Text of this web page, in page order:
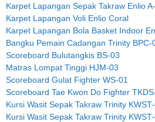
Karpet Lapangan Sepak Takraw Enlio
Karpet Lapangan Voli Enlio Coral
Karpet Lapangan Bola Basket Indoor
Bangku Pemain Cadangan Trinity BPC-
Scoreboard Bulutangkis BS-03
Matras Lompat Tinggi HJM-03
Scoreboard Gulat Fighter WS-01
Scoreboard Tae Kwon Do Fighter
Kursi Wasit Sepak Takraw Trinity
Kursi Wasit Sepak Takraw Trinity